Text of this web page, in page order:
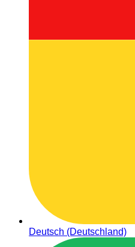
Deutsch (Deutschland)